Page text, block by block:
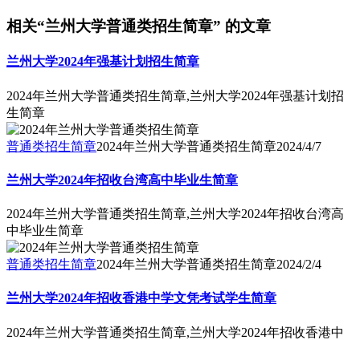
相关“兰州大学普通类招生简章” 的文章
兰州大学2024年强基计划招生简章
2024年兰州大学普通类招生简章,兰州大学2024年强基计划招
生简章
普通类招生简章2024年兰州大学普通类招生简章2024/4/7
兰州大学2024年招收台湾高中毕业生简章
2024年兰州大学普通类招生简章,兰州大学2024年招收台湾高
中毕业生简章
普通类招生简章2024年兰州大学普通类招生简章2024/2/4
兰州大学2024年招收香港中学文凭考试学生简章
2024年兰州大学普通类招生简章,兰州大学2024年招收香港中